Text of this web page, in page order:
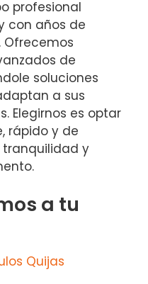
profesional
con años de
Ofrecemos
de
soluciones
a sus
Elegirnos es optar
rápido y de
y
a tu
Quijas